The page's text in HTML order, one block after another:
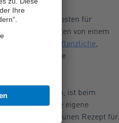
dass sie die Kosten für
dem Patienten von einem
für bestimmte pflanzliche,
wie die
mit tragen, ist beim
Tipp: Sieht die eigene
mit dem Grünen Rezept für